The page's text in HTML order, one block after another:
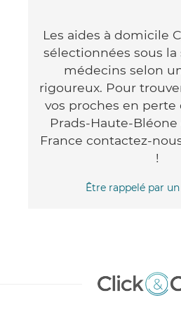
Les aides à domicile
sélectionnées sous
médecins selon
rigoureux. Pour
vos proches en
Prads-Haute-
France contactez-
!
Être rappelé par